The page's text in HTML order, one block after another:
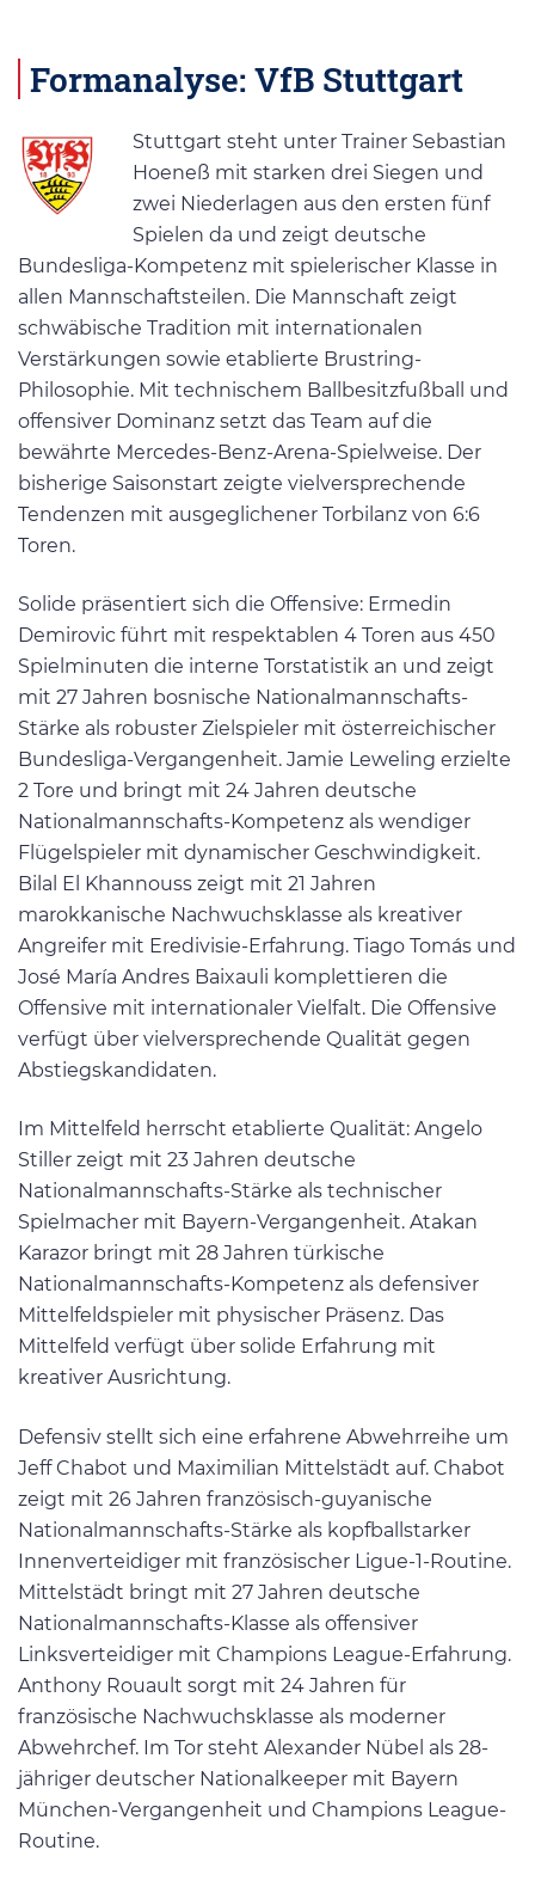
Formanalyse: VfB Stuttgart
Stuttgart steht unter Trainer Sebastian
Hoeneß mit starken drei Siegen und
zwei Niederlagen aus den ersten fünf
Spielen da und zeigt deutsche
Bundesliga-Kompetenz mit spielerischer Klasse in
allen Mannschaftsteilen. Die Mannschaft zeigt
schwäbische Tradition mit internationalen
Verstärkungen sowie etablierte Brustring-
Philosophie. Mit technischem Ballbesitzfußball und
offensiver Dominanz setzt das Team auf die
bewährte Mercedes-Benz-Arena-Spielweise. Der
bisherige Saisonstart zeigte vielversprechende
Tendenzen mit ausgeglichener Torbilanz von 6:6
Toren.
Solide präsentiert sich die Offensive: Ermedin
Demirovic führt mit respektablen 4 Toren aus 450
Spielminuten die interne Torstatistik an und zeigt
mit 27 Jahren bosnische Nationalmannschafts-
Stärke als robuster Zielspieler mit österreichischer
Bundesliga-Vergangenheit. Jamie Leweling erzielte
2 Tore und bringt mit 24 Jahren deutsche
Nationalmannschafts-Kompetenz als wendiger
Flügelspieler mit dynamischer Geschwindigkeit.
Bilal El Khannouss zeigt mit 21 Jahren
marokkanische Nachwuchsklasse als kreativer
Angreifer mit Eredivisie-Erfahrung. Tiago Tomás und
José María Andres Baixauli komplettieren die
Offensive mit internationaler Vielfalt. Die Offensive
verfügt über vielversprechende Qualität gegen
Abstiegskandidaten.
Im Mittelfeld herrscht etablierte Qualität: Angelo
Stiller zeigt mit 23 Jahren deutsche
Nationalmannschafts-Stärke als technischer
Spielmacher mit Bayern-Vergangenheit. Atakan
Karazor bringt mit 28 Jahren türkische
Nationalmannschafts-Kompetenz als defensiver
Mittelfeldspieler mit physischer Präsenz. Das
Mittelfeld verfügt über solide Erfahrung mit
kreativer Ausrichtung.
Defensiv stellt sich eine erfahrene Abwehrreihe um
Jeff Chabot und Maximilian Mittelstädt auf. Chabot
zeigt mit 26 Jahren französisch-guyanische
Nationalmannschafts-Stärke als kopfballstarker
Innenverteidiger mit französischer Ligue-1-Routine.
Mittelstädt bringt mit 27 Jahren deutsche
Nationalmannschafts-Klasse als offensiver
Linksverteidiger mit Champions League-Erfahrung.
Anthony Rouault sorgt mit 24 Jahren für
französische Nachwuchsklasse als moderner
Abwehrchef. Im Tor steht Alexander Nübel als 28-
jähriger deutscher Nationalkeeper mit Bayern
München-Vergangenheit und Champions League-
Routine.